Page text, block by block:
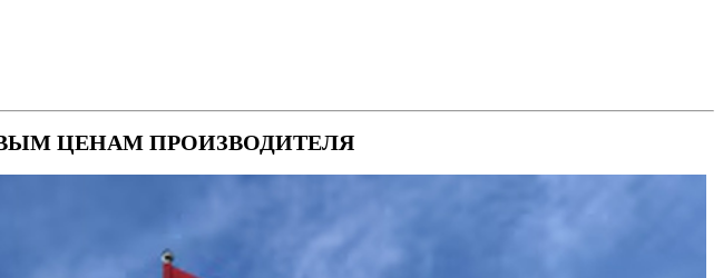
ЦЕНАМ ПРОИЗВОДИТЕЛЯ